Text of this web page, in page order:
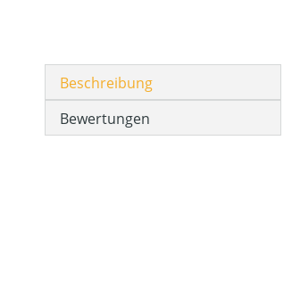
Beschreibung
Bewertungen